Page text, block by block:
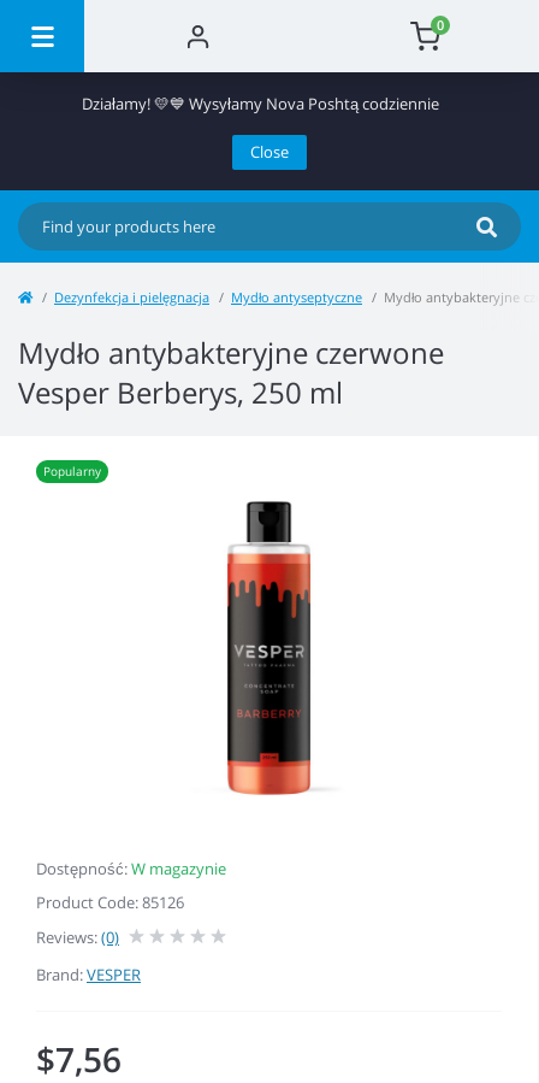
0
Działamy! 💛💙 Wysyłamy Nova Poshtą codziennie
Close
Dezynfekcja i pielęgnacja Mydło antyseptyczne Mydło antybakteryjne
Mydło antybakteryjne czerwone
Vesper Berberys, 250 ml
Dostępność:W magazynie
Product Code: 85126
Reviews:(0)
Brand:VESPER
Popularny
$7,56